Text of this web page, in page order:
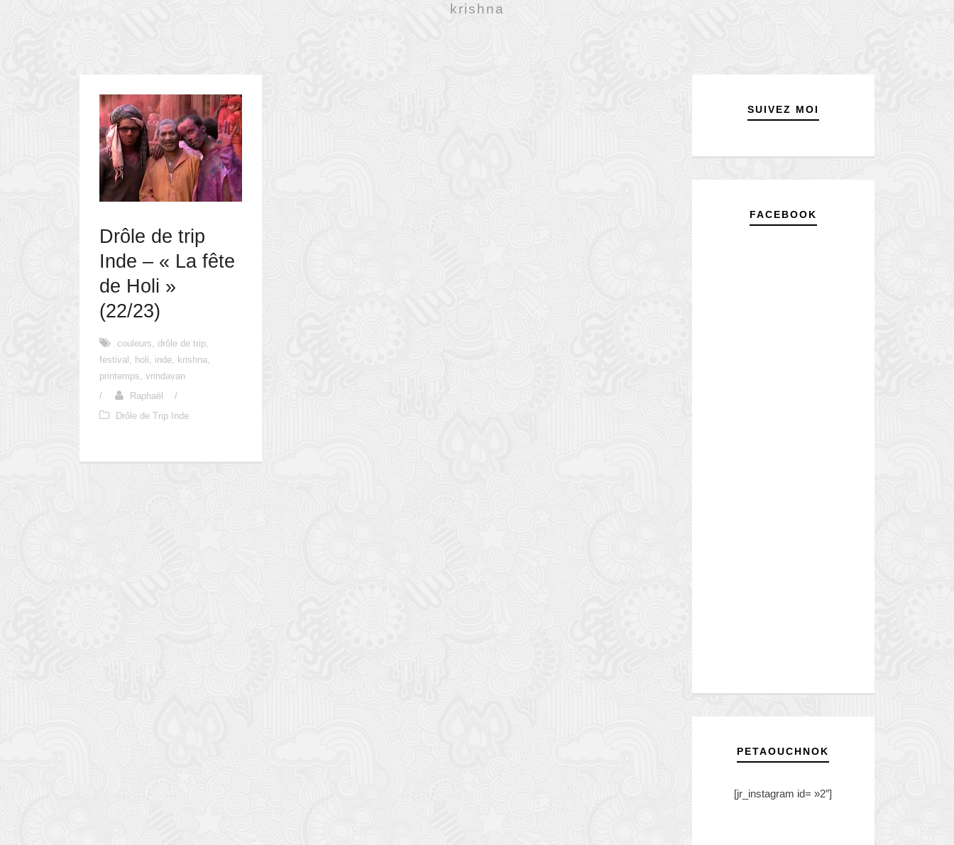
krishna
Drôle de trip
Inde – « La fête
de Holi »
(22/23)
couleurs drôle de trip
festival
holi inde krishna
printemps vrindavan
/
Raphaël
/
Drôle de Trip Inde
SUIVEZ MOI
FACEBOOK
PETAOUCHNOK
[jr_instagram id= »2″]